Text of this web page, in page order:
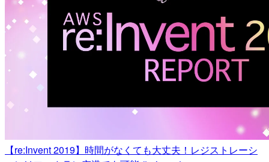
【re:Invent 2019】時間がなくても大丈夫！レジストレーシ